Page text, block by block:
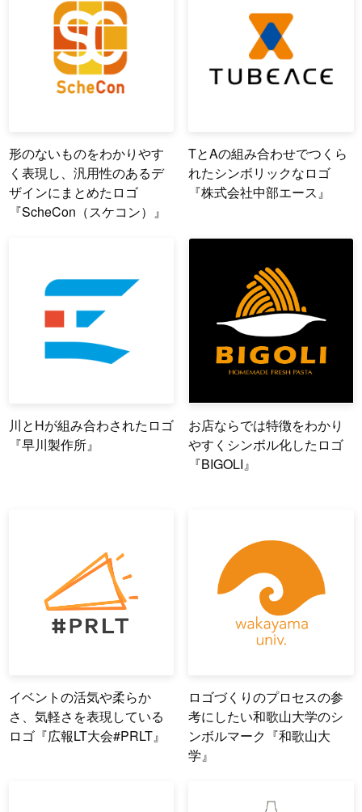
形のないものをわかりやす
く表現し、汎用性のあるデ
ザインにまとめたロゴ
『ScheCon（スケコン）』
TとAの組み合わせでつくら
れたシンボリックなロゴ
『株式会社中部エース』
川とHが組み合わされたロゴ
『早川製作所』
お店ならでは特徴をわかり
やすくシンボル化したロゴ
『BIGOLI』
イベントの活気や柔らか
さ、気軽さを表現している
ロゴ『広報LT大会#PRLT』
ロゴづくりのプロセスの参
考にしたい和歌山大学のシ
ンボルマーク『和歌山大
学』